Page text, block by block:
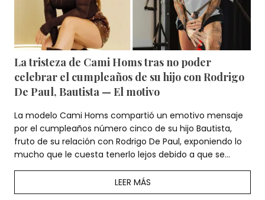
La tristeza de Cami Homs tras no poder
celebrar el cumpleaños de su hijo con Rodrigo
De Paul, Bautista — El motivo
La modelo Cami Homs compartió un emotivo mensaje
por el cumpleaños número cinco de su hijo Bautista,
fruto de su relación con Rodrigo De Paul, exponiendo lo
mucho que le cuesta tenerlo lejos debido a que se
LEER MÁS